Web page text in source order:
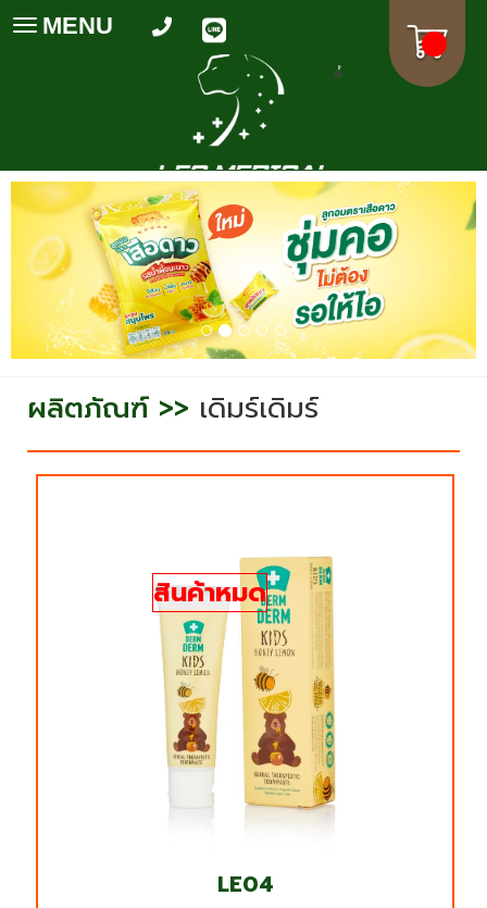
Toggle
MENU
ผลิตภัณฑ์ >> เดิมร์เดิมร์
สินค้าหมด
LE04